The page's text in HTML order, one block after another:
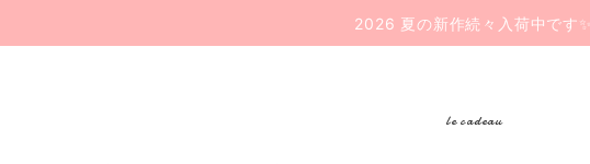
2026 夏の新作続々入荷中です✨
le cadeau